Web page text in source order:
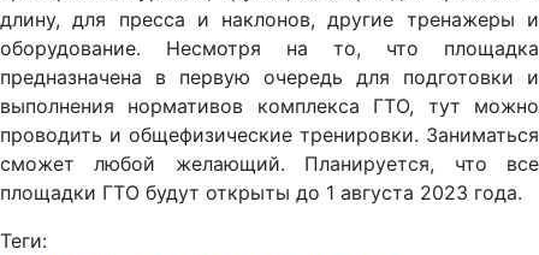
длину, для пресса и наклонов, другие тренажеры и
оборудование. Несмотря на то, что площадка
предназначена в первую очередь для подготовки и
выполнения нормативов комплекса ГТО, тут можно
проводить и общефизические тренировки. Заниматься
сможет любой желающий. Планируется, что все
площадки ГТО будут открыты до 1 августа 2023 года.
Теги: